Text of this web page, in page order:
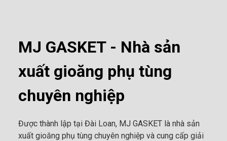
MJ GASKET - Nhà sản
xuất gioăng phụ tùng
chuyên nghiệp
Được thành lập tại Đài Loan, MJ GASKET là nhà sản
xuất gioăng phụ tùng chuyên nghiệp và cung cấp giải